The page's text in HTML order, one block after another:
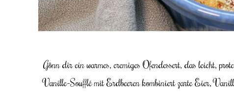
Gönn dir ein warmes, cremiges Ofendessert, das leicht,
Vanille-Soufflé mit Erdbeeren kombiniert zarte Eier,